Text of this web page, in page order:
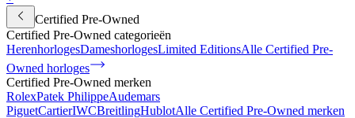
Certified Pre-Owned
Certified Pre-Owned categorieën
HerenhorlogesDameshorlogesLimited EditionsAlle Certified Pre-
Owned horloges
Certified Pre-Owned merken
RolexPatek PhilippeAudemars
PiguetCartierIWCBreitlingHublotAlle Certified Pre-Owned merken